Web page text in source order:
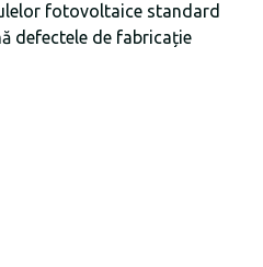
fotovoltaice standard
defectele de fabricație